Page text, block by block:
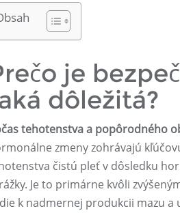
je
dôležitá?
tehotenstva a popôrodného
zmeny zohrávajú
čistú pleť v dôsledku
Je to primárne kvôli
k nadmernej produkcii mazu a